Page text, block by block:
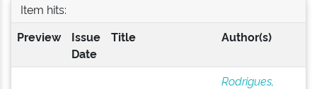
Item hits:
Preview
Issue
Date
Title Author(s)
Rodrigues,